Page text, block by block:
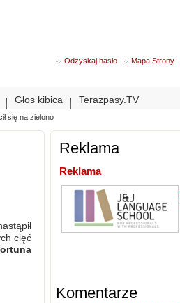
Odzyskaj hasło Mapa Strony
Głos kibica Terazpasy.TV
się na zielono
cięć
Reklama
Reklama
Komentarze